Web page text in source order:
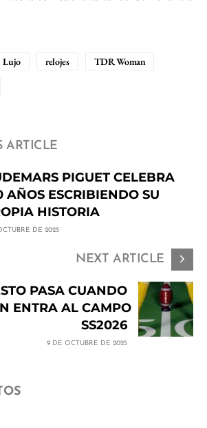
Lujo relojes
TDR Woman
ARTICLE
PIGUET CELEBRA
AÑOS ESCRIBIENDO SU
HISTORIA
DE 2025
NEXT ARTICLE
PASA CUANDO
ENTRA AL CAMPO
SS2026
9 DE OCTUBRE DE 2025